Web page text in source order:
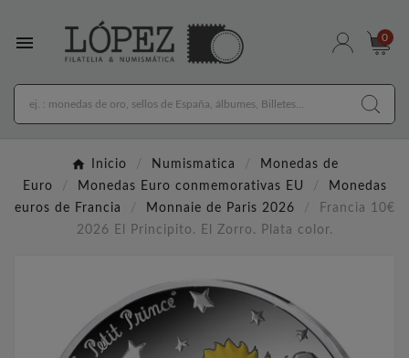
 0
Inicio Numismatica
Monedas de
Euro
Monedas Euro conmemorativas EU
Monedas
euros de Francia
Monnaie de Paris 2026
Francia 10€
2026 El Principito. El Zorro. Plata color.